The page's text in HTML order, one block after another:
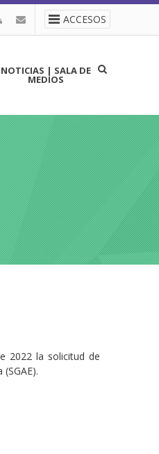
ACCESOS
NOTICIAS | SALA DE
MEDIOS
2022 la solicitud de